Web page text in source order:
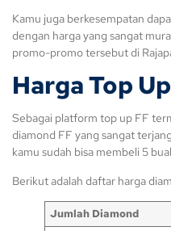
Kamu juga berkesempatan
dengan harga yang sangat
promo-promo tersebut di
Harga Top
Sebagai platform top up FF
diamond FF yang sangat
kamu sudah bisa membeli 5
Berikut adalah daftar harga
Jumlah Diamond